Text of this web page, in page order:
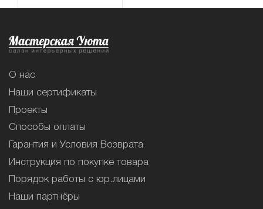
О нас
Наши сертификаты
Проекты
Способы оплаты
Гарантия и Условия Возврата
Инструкция по покупке товара
Порядок работы с юр.лицами
Наши партнёры